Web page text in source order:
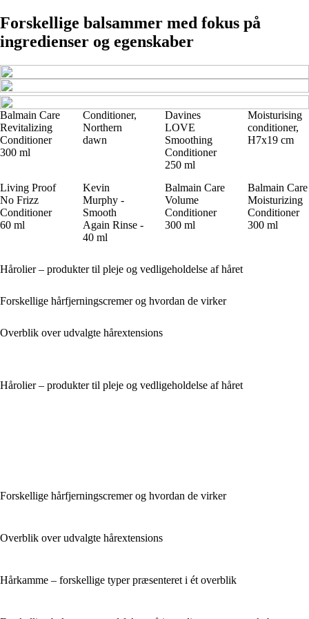
Forskellige balsammer med fokus på
ingredienser og egenskaber
Balmain Care
Revitalizing
Conditioner
300 ml
Conditioner,
Northern
dawn
Davines
LOVE
Smoothing
Conditioner
250 ml
Moisturising
conditioner,
H7x19 cm
Living Proof
No Frizz
Conditioner
60 ml
Kevin
Murphy -
Smooth
Again Rinse -
40 ml
Balmain Care
Volume
Conditioner
300 ml
Balmain Care
Moisturizing
Conditioner
300 ml
Hårolier – produkter til pleje og vedligeholdelse af håret
Forskellige hårfjerningscremer og hvordan de virker
Overblik over udvalgte hårextensions
Hårolier – produkter til pleje og vedligeholdelse af håret
Forskellige hårfjerningscremer og hvordan de virker
Overblik over udvalgte hårextensions
Hårkamme – forskellige typer præsenteret i ét overblik